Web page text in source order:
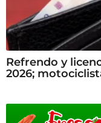
Refrendo y
2026;